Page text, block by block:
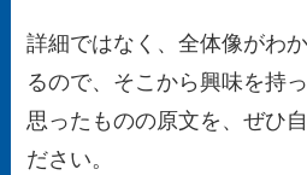
詳細ではなく、全体像がわ
るので、そこから興味を持
思ったものの原文を、ぜひ
ださい。